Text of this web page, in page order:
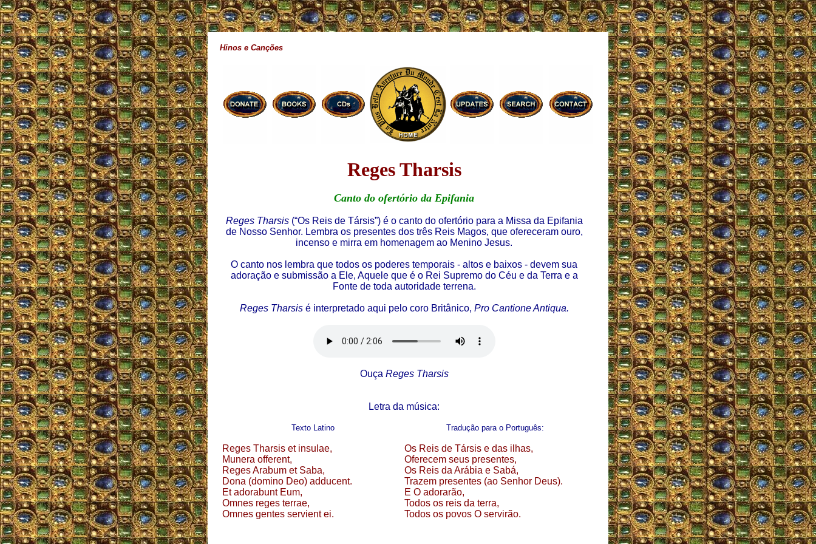
Hinos e Canções
Reges Tharsis
Canto do ofertório da Epifania
Reges Tharsis(“Os Reis de Társis”) é o canto do ofertório para a Missa da Epifania
de Nosso Senhor. Lembra os presentes dos três Reis Magos, que ofereceram ouro,
incenso e mirra em homenagem ao Menino Jesus.
O canto nos lembra que todos os poderes temporais - altos e baixos - devem sua
adoração e submissão a Ele, Aquele que é o Rei Supremo do Céu e da Terra e a
Fonte de toda autoridade terrena.
Reges Tharsisé interpretado aqui pelo coro Britânico, Pro Cantione Antiqua.
Ouça Reges Tharsis
Letra da música:
Texto Latino
Reges Tharsis et insulae,
Munera offerent,
Reges Arabum et Saba,
Dona (domino Deo) adducent.
Et adorabunt Eum,
Omnes reges terrae,
Omnes gentes servient ei.
Tradução para o Português:
Os Reis de Társis e das ilhas,
Oferecem seus presentes,
Os Reis da Arábia e Sabá,
Trazem presentes (ao Senhor Deus).
E O adorarão,
Todos os reis da terra,
Todos os povos O servirão.